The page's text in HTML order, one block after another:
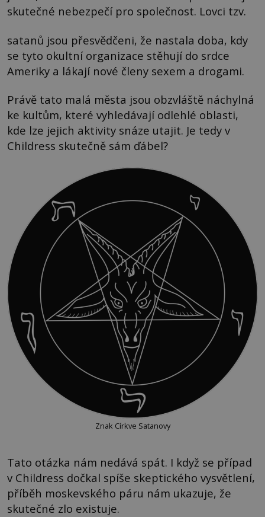
skutečné nebezpečí pro společnost. Lovci tzv.
satanů jsou přesvědčeni, že nastala doba, kdy
se tyto okultní organizace stěhují do srdce
Ameriky a lákají nové členy sexem a drogami.
Právě tato malá města jsou obzvláště náchylná
ke kultům, které vyhledávají odlehlé oblasti,
kde lze jejich aktivity snáze utajit. Je tedy v
Childress skutečně sám ďábel?
Znak Církve Satanovy
Tato otázka nám nedává spát. I když se případ
v Childress dočkal spíše skeptického vysvětlení,
příběh moskevského páru nám ukazuje, že
skutečné zlo existuje.